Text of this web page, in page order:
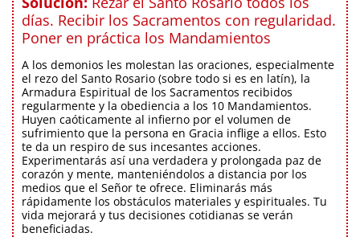
días. Recibir los Sacramentos con regularidad.
Poner en práctica los Mandamientos
A los demonios les molestan las oraciones, especialmente
el rezo del Santo Rosario (sobre todo si es en latín), la
Armadura Espiritual de los Sacramentos recibidos
regularmente y la obediencia a los 10 Mandamientos.
Huyen caóticamente al infierno por el volumen de
sufrimiento que la persona en Gracia inflige a ellos. Esto
te da un respiro de sus incesantes acciones.
Experimentarás así una verdadera y prolongada paz de
corazón y mente, manteniéndolos a distancia por los
medios que el Señor te ofrece. Eliminarás más
rápidamente los obstáculos materiales y espirituales. Tu
vida mejorará y tus decisiones cotidianas se verán
beneficiadas.